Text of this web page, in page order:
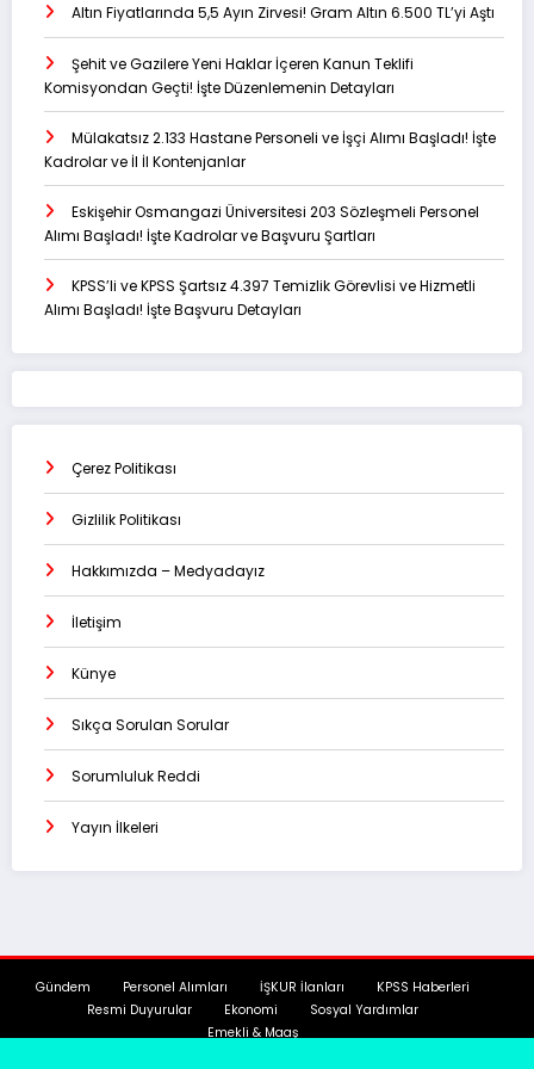
Altın Fiyatlarında 5,5 Ayın Zirvesi! Gram Altın 6.500 TL’yi Aştı
Şehit ve Gazilere Yeni Haklar İçeren Kanun Teklifi
Komisyondan Geçti! İşte Düzenlemenin Detayları
Mülakatsız 2.133 Hastane Personeli ve İşçi Alımı Başladı! İşte
Kadrolar ve İl İl Kontenjanlar
Eskişehir Osmangazi Üniversitesi 203 Sözleşmeli Personel
Alımı Başladı! İşte Kadrolar ve Başvuru Şartları
KPSS’li ve KPSS Şartsız 4.397 Temizlik Görevlisi ve Hizmetli
Alımı Başladı! İşte Başvuru Detayları
Çerez Politikası
Gizlilik Politikası
Hakkımızda – Medyadayız
İletişim
Künye
Sıkça Sorulan Sorular
Sorumluluk Reddi
Yayın İlkeleri
Gündem Personel Alımları İŞKUR İlanları
KPSS Haberleri
Resmi Duyurular
Ekonomi
Sosyal Yardımlar
Emekli & Maaş